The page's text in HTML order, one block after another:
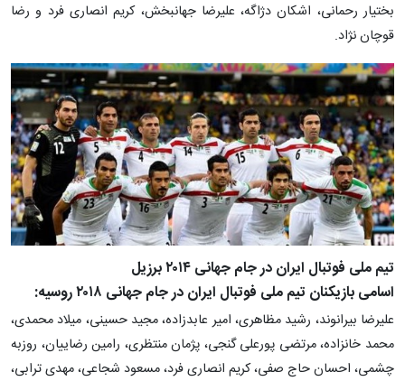
بختیار رحمانی، اشکان دژاگه، علیرضا جهانبخش، کریم انصاری فرد و رضا
قوچان نژاد.
تیم ملی فوتبال ایران در جام جهانی ۲۰۱۴ برزیل
اسامی بازیکنان تیم ملی فوتبال ایران در جام جهانی ۲۰۱۸ روسیه:
علیرضا بیرانوند، رشید مظاهری، امیر عابدزاده، مجید حسینی، میلاد محمدی،
محمد خانزاده، مرتضی پورعلی گنجی، پژمان منتظری، رامین رضاییان، روزبه
چشمی، احسان حاج صفی، کریم انصاری فرد، مسعود شجاعی، مهدی ترابی،